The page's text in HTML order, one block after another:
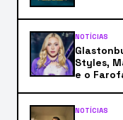
NOTÍCIAS
Styles,
e o
NOTÍCIAS